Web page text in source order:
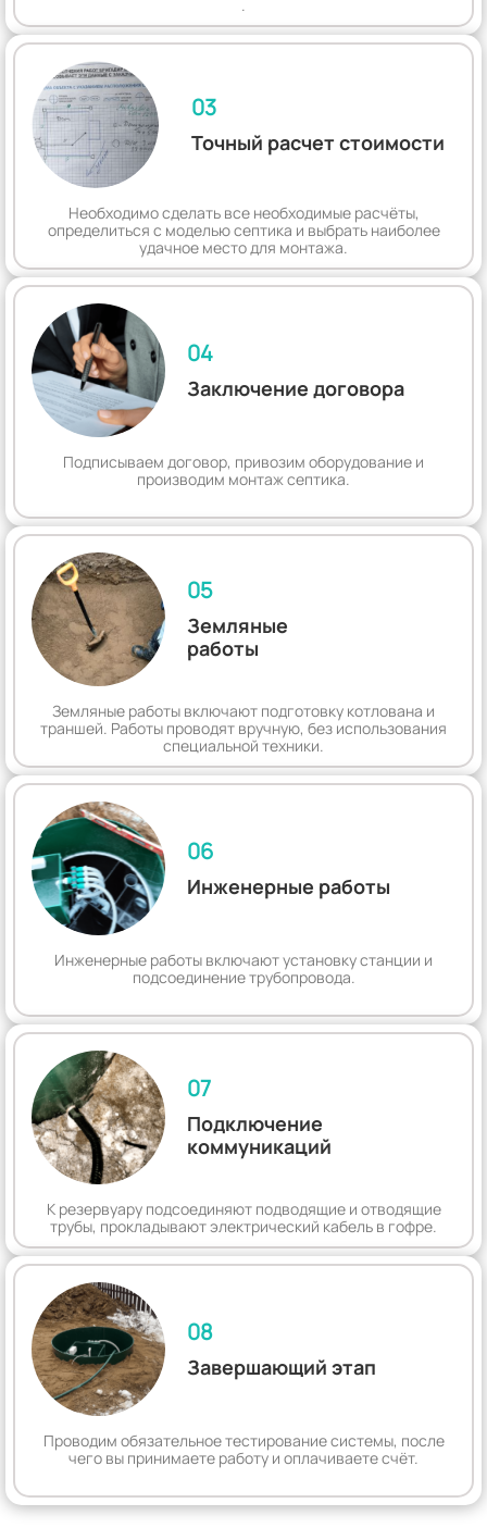
.
03
Точный расчет стоимости
Необходимо сделать все необходимые расчёты,
определиться с моделью септика и выбрать наиболее
удачное место для монтажа.
04
Заключение договора
Подписываем договор, привозим оборудование и
производим монтаж септика.
05
Земляные
работы
Земляные работы включают подготовку котлована и
траншей. Работы проводят вручную, без использования
специальной техники.
06
Инженерные работы
Инженерные работы включают установку станции и
подсоединение трубопровода.
07
Подключение
коммуникаций
К резервуару подсоединяют подводящие и отводящие
трубы, прокладывают электрический кабель в гофре.
08
Завершающий этап
Проводим обязательное тестирование системы, после
чего вы принимаете работу и оплачиваете счёт.